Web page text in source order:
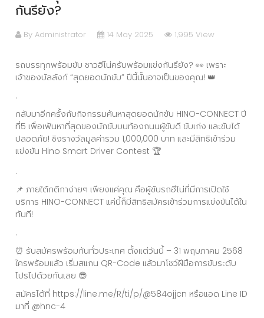
กันรึยัง?
By Administrator 14 May 2025 1,995 View
รถบรรทุกพร้อมขับ ชาวฮีโน่ครับพร้อมแข่งกันรึยัง? 👀 เพราะ
เจ้าของบัลลังก์ “สุดยอดนักขับ” ปีนี้นั้นอาจเป็นของคุณ! 👑
.
กลับมาอีกครั้งกับกิจกรรมค้นหาสุดยอดนักขับ HINO-CONNECT ปี
ที่5 เพื่อเฟ้นหาที่สุดของนักขับบนท้องถนนผู้ขับดี ขับเก่ง และขับได้
ปลอดภัย! ชิงรางวัลมูลค่ารวม 1,000,000 บาท และมีสิทธิเข้าร่วม
แข่งขัน Hino Smart Driver Contest 🏆
.
📌 ภายใต้กติกาง่ายๆ เพียงแค่คุณ คือผู้ขับรถฮีโน่ที่มีการเปิดใช้
บริการ HINO-CONNECT แค่นี้ก็มีสิทธิสมัครเข้าร่วมการแข่งขันได้ใน
ทันที!
.
⏰ รับสมัครพร้อมกันทั่วประเทศ ตั้งแต่วันนี้ – 31 พฤษภาคม 2568
ใครพร้อมแล้ว เริ่มสแกน QR-Code แล้วมาโชว์ฝีมือการขับระดับ
โปรไปด้วยกันเลย 😎
สมัครได้ที่ https://line.me/R/ti/p/@584ojjcn หรือแอด Line ID
มาที่ @hnc-4